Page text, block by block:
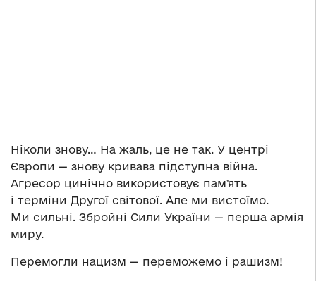
Ніколи знову… На жаль, це не так. У центрі
Європи — знову кривава підступна війна.
Агресор цинічно використовує памʼять
і терміни Другої світової. Але ми вистоїмо.
Ми сильні. Збройні Сили України — перша армія
миру.
Перемогли нацизм — переможемо і рашизм!